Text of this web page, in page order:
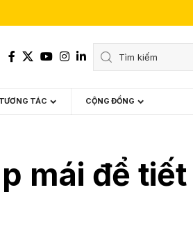
TƯƠNG TÁC CỘNG ĐỒNG
mái để